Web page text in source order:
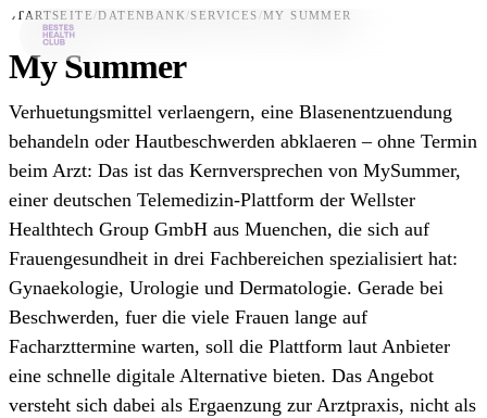
Datenbank
News
Für Unternehmen
Jetzt downloaden
STARTSEITE /DATENBANK /SERVICES /MY SUMMER
My Summer
Verhuetungsmittel verlaengern, eine Blasenentzuendung
behandeln oder Hautbeschwerden abklaeren – ohne Termin
beim Arzt: Das ist das Kernversprechen von MySummer,
einer deutschen Telemedizin-Plattform der Wellster
Healthtech Group GmbH aus Muenchen, die sich auf
Frauengesundheit in drei Fachbereichen spezialisiert hat:
Gynaekologie, Urologie und Dermatologie. Gerade bei
Beschwerden, fuer die viele Frauen lange auf
Facharzttermine warten, soll die Plattform laut Anbieter
eine schnelle digitale Alternative bieten. Das Angebot
versteht sich dabei als Ergaenzung zur Arztpraxis, nicht als